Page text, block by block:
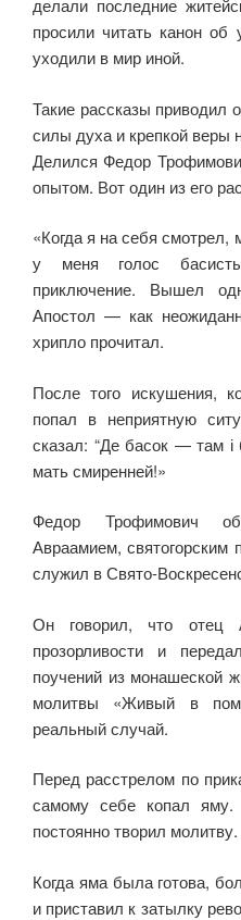
делали последние
просили читать канон об
уходили в мир иной.
Такие рассказы приводил
силы духа и крепкой веры
Делился Федор
опы­том. Вот один из его
«Когда я на себя
у меня голос
приключение. Вышел
Апостол — как
хрипло прочитал.
После того искушения,
попал в неприятную
сказал: “Де басок — там
мать смиренней!»
Федор Трофимович
Авраамием, святогорским
служил в Свято-
Он говорил, что отец
прозорливости и
поучений из мона­шеской
молитвы «Живый в
реальный случай.
Перед расстрелом по
самому себе копал
постоянно творил молит­ву.
Когда яма была готова,
и при­ставил к затылку